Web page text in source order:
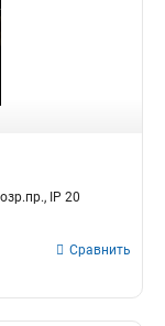
IP 20
Сравнить